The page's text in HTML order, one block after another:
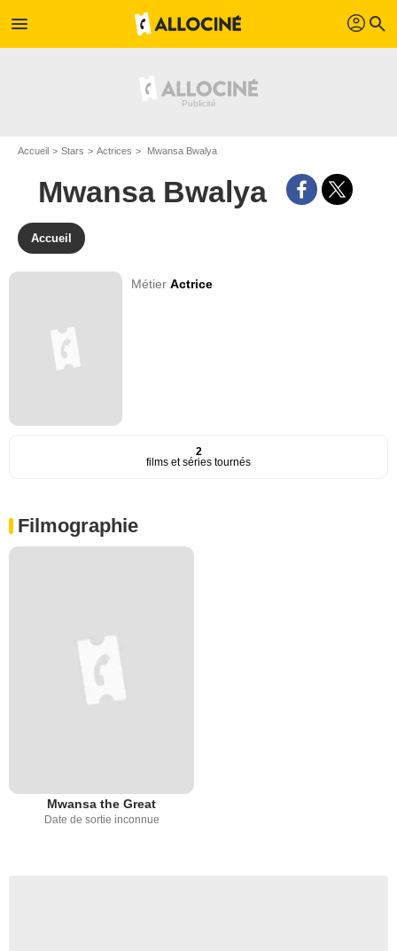
menu profil search
Accueil Stars Actrices Mwansa Bwalya
Mwansa Bwalya
Accueil
MétierActrice
2
films et séries tournés
Filmographie
Mwansa the Great
Date de sortie inconnue